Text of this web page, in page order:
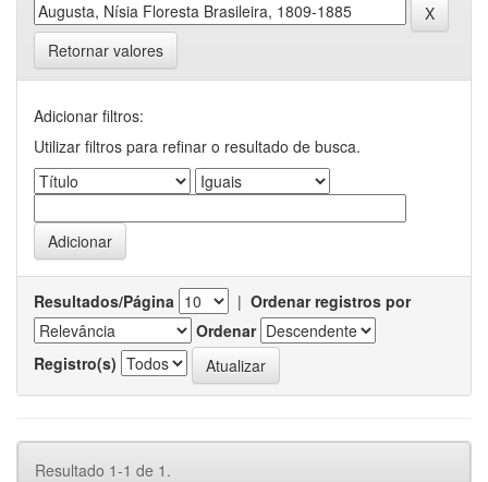
Retornar valores
Adicionar filtros:
Utilizar filtros para refinar o resultado de busca.
Resultados/Página | Ordenar registros por
Ordenar
Registro(s)
Resultado 1-1 de 1.